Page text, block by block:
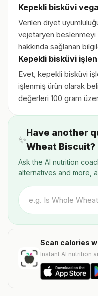
Kepekli bisküvi
Verilen diyet
vejetaryen beslenmeyi
hakkında sağlanan
Kepekli bisküvi
Evet, kepekli bisküvi
işlenmiş ürün olarak
değerleri 100 gram
✨
Have another
Wheat Biscuit?
Ask the AI nutrition
alternatives and more,
Scan calories
Instant AI nutrition